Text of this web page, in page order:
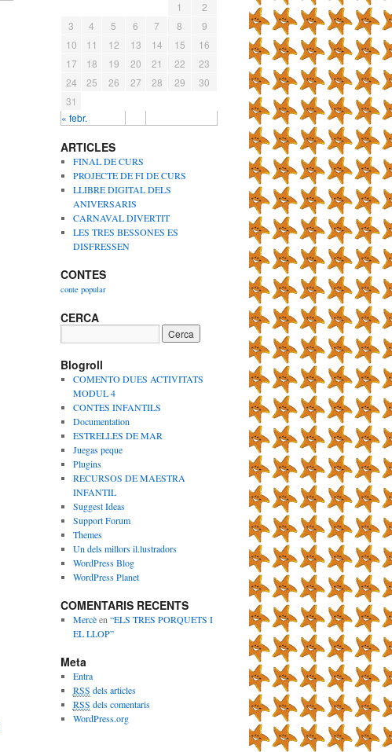
« febr.
1
2
3
4 5 6 7 8
9
10
11 12 13 14 15
16
17
18 19 20 21 22
23
24
25 26 27 28 29
30
31
ARTICLES
FINAL DE CURS
PROJECTE DE FI DE CURS
LLIBRE DIGITAL DELS
ANIVERSARIS
CARNAVAL DIVERTIT
LES TRES BESSONES ES
DISFRESSEN
CONTES
conte popular
CERCA
Blogroll
COMENTO DUES ACTIVITATS
MODUL 4
CONTES INFANTILS
Documentation
ESTRELLES DE MAR
Juegas peque
Plugins
RECURSOS DE MAESTRA
INFANTIL
Suggest Ideas
Support Forum
Themes
Un dels millors il.lustradors
WordPress Blog
WordPress Planet
COMENTARIS RECENTS
Mercèen “ELS TRES PORQUETS I
EL LLOP”
Meta
Entra
RSS dels articles
RSS dels comentaris
WordPress.org